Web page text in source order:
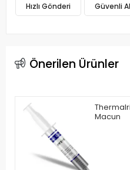
Hızlı Gönderi Güvenli
Önerilen Ürünler
Macun